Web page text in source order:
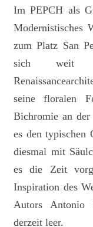
Im PEPCH als
Modernistisches
zum Platz San
sich weit
seine floralen
Bichromie an der
es den typischen
diesmal mit
es die Zeit
Inspiration des
Autors Antonio
derzeit leer.